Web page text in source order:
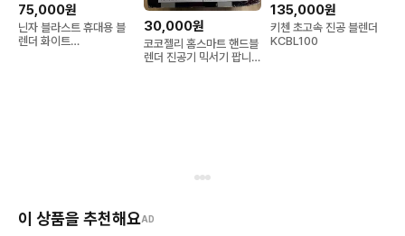
75,000원
닌자 블라스트 휴대용 블
렌더 화이트
30,000원
코코젤리 홈스마트 핸드블
렌더 진공기 믹서기 팝니
135,000원
키첸 초고속 진공 블렌더
KCBL100
이 상품을 추천해요AD